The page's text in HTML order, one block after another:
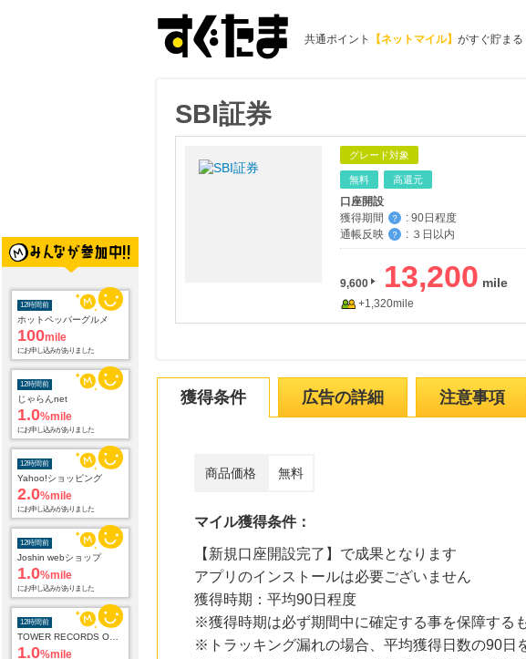
共通ポイント 【ネットマイル】 がすぐ貯まる
12時間前
ホットペッパーグルメ
100mile
にお申し込みがありました
12時間前
じゃらんnet
1.0%mile
にお申し込みがありました
12時間前
Yahoo!ショッピング
2.0%mile
にお申し込みがありました
12時間前
Joshin webショップ
1.0%mile
にお申し込みがありました
12時間前
TOWER RECORDS ONLINE
1.0%mile
にお申し込みがありました
SBI証券
グレード対象
無料 高還元
口座開設
獲得期間
？ : 90日程度
通帳反映
？ : ３日以内
9,600 13,200
+1,320mile
獲得条件 広告の詳細 注意事項
商品価格 無料
マイル獲得条件：
【新規口座開設完了】で成果となります
アプリのインストールは必要ございません
獲得時期：平均90日程度
※獲得時期は必ず期間中に確定する事を保障する
※トラッキング漏れの場合、平均獲得日数の90